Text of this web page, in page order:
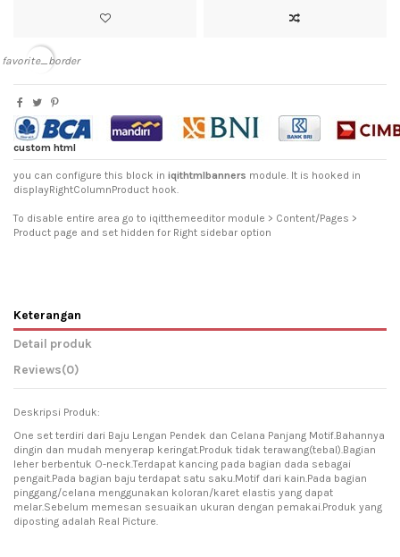
favorite_border
custom html
you can configure this block in iqithtmlbanners module. It is hooked in
displayRightColumnProduct hook.
To disable entire area go to iqitthemeeditor module > Content/Pages >
Product page and set hidden for Right sidebar option
Keterangan
Detail produk
Reviews(0)
Deskripsi Produk:
One set terdiri dari Baju Lengan Pendek dan Celana Panjang Motif.Bahannya
dingin dan mudah menyerap keringat.Produk tidak terawang(tebal).Bagian
leher berbentuk O-neck.Terdapat kancing pada bagian dada sebagai
pengait.Pada bagian baju terdapat satu saku.Motif dari kain.Pada bagian
pinggang/celana menggunakan koloran/karet elastis yang dapat
melar.Sebelum memesan sesuaikan ukuran dengan pemakai.Produk yang
diposting adalah Real Picture.